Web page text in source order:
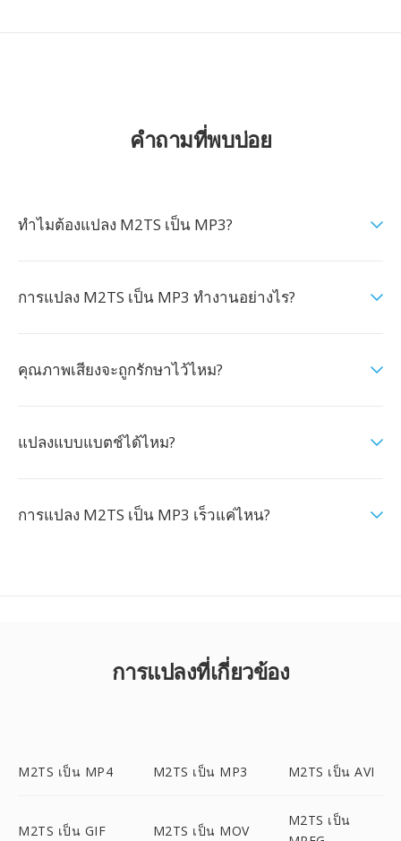
คำถามที่พบบ่อย
ทำไมต้องแปลง M2TS เป็น MP3?
การแปลง M2TS เป็น MP3 ทำงานอย่างไร?
คุณภาพเสียงจะถูกรักษาไว้ไหม?
แปลงแบบแบตช์ได้ไหม?
การแปลง M2TS เป็น MP3 เร็วแค่ไหน?
การแปลงที่เกี่ยวข้อง
M2TS เป็น MP4 M2TS เป็น MP3 M2TS เป็น AVI
M2TS เป็น GIF M2TS เป็น MOV
M2TS เป็น